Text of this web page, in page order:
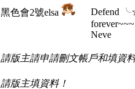
黑色會2號elsa
Defend
forever~~~
Neve
請版主請申請刪文帳戶和填資
請版主填資料！